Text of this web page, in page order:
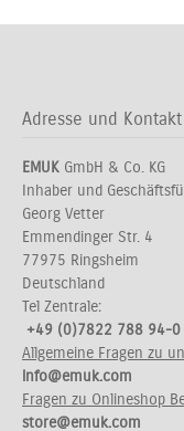
Adresse und Kontakt
EMUK GmbH & Co. KG
Inhaber und
Georg Vetter
Emmendinger Str. 4
77975 Ringsheim
Deutschland
Tel Zentrale:
+49 (0)7822 788 94-0
Allgemeine Fragen zu
info@emuk.com
Fragen zu Onlineshop
store@emuk.com